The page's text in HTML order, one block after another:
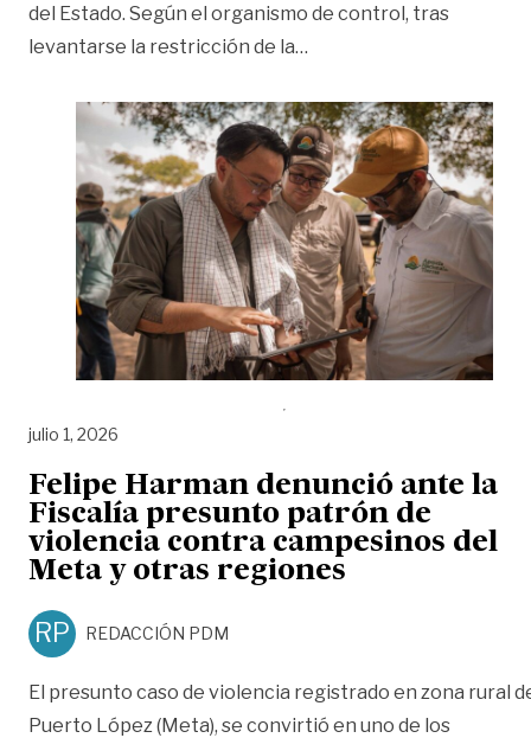
del Estado. Según el organismo de control, tras
levantarse la restricción de la…
julio 1, 2026
Felipe Harman denunció ante la
Fiscalía presunto patrón de
violencia contra campesinos del
Meta y otras regiones
RP REDACCIÓN PDM
El presunto caso de violencia registrado en zona rural
Puerto López (Meta), se convirtió en uno de los